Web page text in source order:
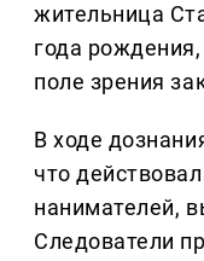
жительница
года
поле зрения
В ходе
что
нанимателей,
Следователи